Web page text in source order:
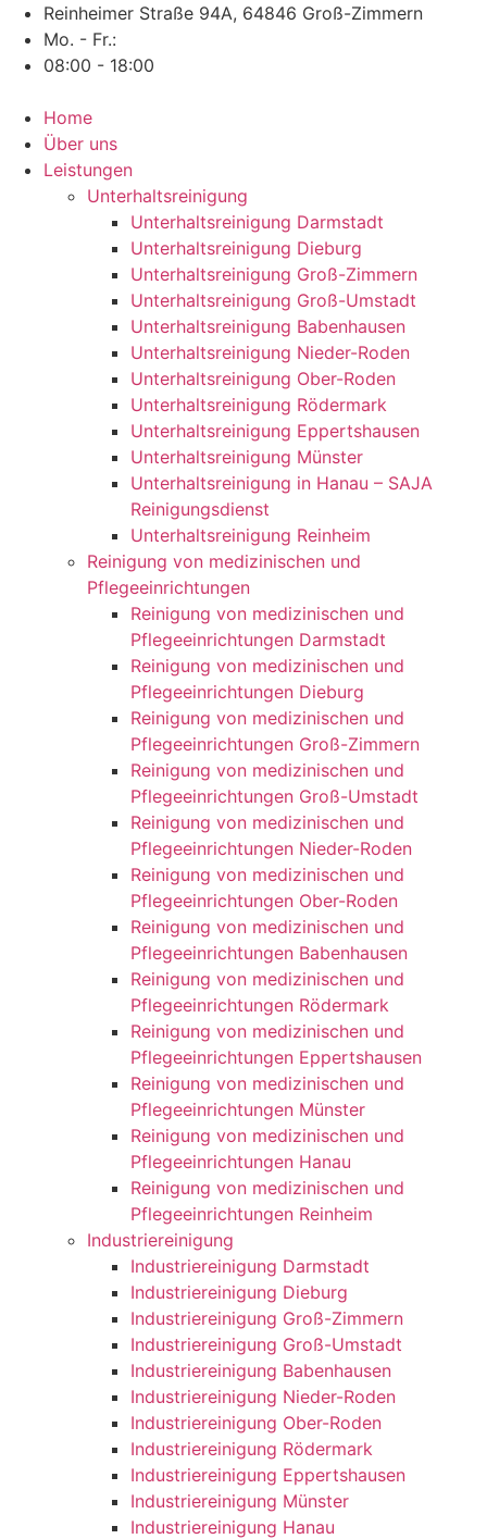
Zum
Inhalt
springen
Reinheimer Straße 94A, 64846 Groß-Zimmern
Mo. - Fr.:
08:00 - 18:00
Home
Über uns
Leistungen
Unterhaltsreinigung
Unterhaltsreinigung Darmstadt
Unterhaltsreinigung Dieburg
Unterhaltsreinigung Groß-Zimmern
Unterhaltsreinigung Groß-Umstadt
Unterhaltsreinigung Babenhausen
Unterhaltsreinigung Nieder-Roden
Unterhaltsreinigung Ober-Roden
Unterhaltsreinigung Rödermark
Unterhaltsreinigung Eppertshausen
Unterhaltsreinigung Münster
Unterhaltsreinigung in Hanau – SAJA
Reinigungsdienst
Unterhaltsreinigung Reinheim
Reinigung von medizinischen und
Pflegeeinrichtungen
Reinigung von medizinischen und
Pflegeeinrichtungen Darmstadt
Reinigung von medizinischen und
Pflegeeinrichtungen Dieburg
Reinigung von medizinischen und
Pflegeeinrichtungen Groß-Zimmern
Reinigung von medizinischen und
Pflegeeinrichtungen Groß-Umstadt
Reinigung von medizinischen und
Pflegeeinrichtungen Nieder-Roden
Reinigung von medizinischen und
Pflegeeinrichtungen Ober-Roden
Reinigung von medizinischen und
Pflegeeinrichtungen Babenhausen
Reinigung von medizinischen und
Pflegeeinrichtungen Rödermark
Reinigung von medizinischen und
Pflegeeinrichtungen Eppertshausen
Reinigung von medizinischen und
Pflegeeinrichtungen Münster
Reinigung von medizinischen und
Pflegeeinrichtungen Hanau
Reinigung von medizinischen und
Pflegeeinrichtungen Reinheim
Industriereinigung
Industriereinigung Darmstadt
Industriereinigung Dieburg
Industriereinigung Groß-Zimmern
Industriereinigung Groß-Umstadt
Industriereinigung Babenhausen
Industriereinigung Nieder-Roden
Industriereinigung Ober-Roden
Industriereinigung Rödermark
Industriereinigung Eppertshausen
Industriereinigung Münster
Industriereinigung Hanau